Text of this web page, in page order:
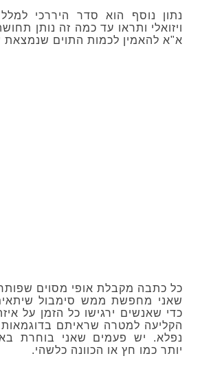
נתון נוסף הוא סדר היררכי
ויזואלי ותראו עד כמה זה נותן
א"א להאמין לכמות התוים
כל כתבה מקבלת אופי מסוים
שאני מחפשת ממש סימבול
כדי שאנשים ירגישו כל הזמן על
הקליעה למטרה שראיתם
נפלא. יש פעמים שאני בוחרת
יותר כמו חץ או הכוונה כלשהי.